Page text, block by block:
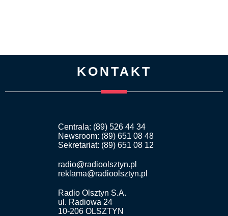
KONTAKT
Centrala: (89) 526 44 34
Newsroom: (89) 651 08 48
Sekretariat: (89) 651 08 12
radio@radioolsztyn.pl
reklama@radioolsztyn.pl
Radio Olsztyn S.A.
ul. Radiowa 24
10-206 OLSZTYN